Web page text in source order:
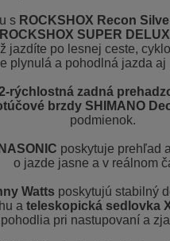
s ROCKSHOX Recon
SUPER
jazdíte po lesnej ceste,
plynulá a pohodlná jazda aj
rýchlostná zadná
brzdy SHIMANO
podmienok.
poskytuje prehľad
o jazde jasne a v reálnom
Watts poskytujú stabilný
a teleskopická sedlovka
pri nastupovaní a